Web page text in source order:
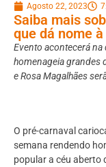
Agosto 22, 2023
Saiba mais
que dá nome
Evento acontecerá na
homenageia grandes
e Rosa Magalhães
O pré-carnaval
semana rendendo
popular a céu aberto